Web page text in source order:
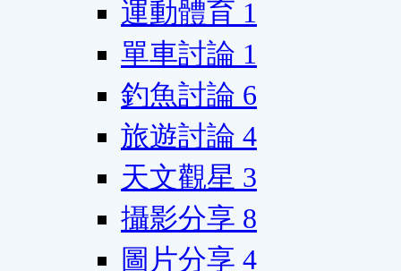
運動體育 1
單車討論 1
釣魚討論 6
旅遊討論 4
天文觀星 3
攝影分享 8
圖片分享 4